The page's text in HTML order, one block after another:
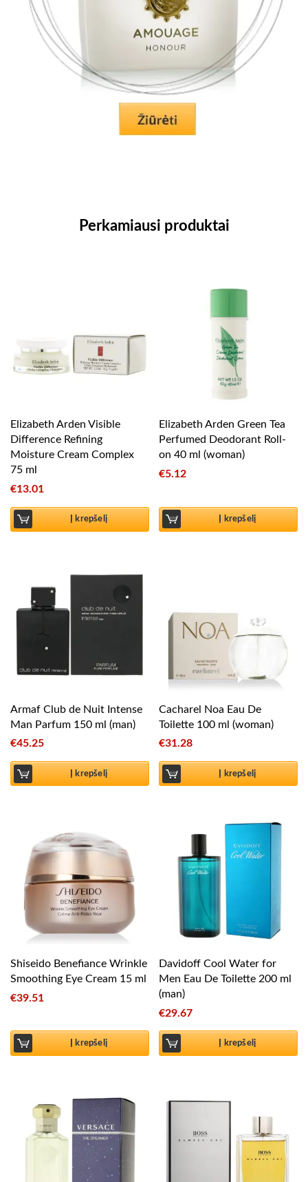
Perkamiausi produktai
Elizabeth Arden Visible
Difference Refining
Moisture Cream Complex
75 ml
€13.01
Į krepšelį
Elizabeth Arden Green Tea
Perfumed Deodorant Roll-
on 40 ml (woman)
€5.12
Į krepšelį
Armaf Club de Nuit Intense
Man Parfum 150 ml (man)
€45.25
Į krepšelį
Cacharel Noa Eau De
Toilette 100 ml (woman)
€31.28
Į krepšelį
Shiseido Benefiance Wrinkle
Smoothing Eye Cream 15 ml
€39.51
Į krepšelį
Davidoff Cool Water for
Men Eau De Toilette 200 ml
(man)
€29.67
Į krepšelį